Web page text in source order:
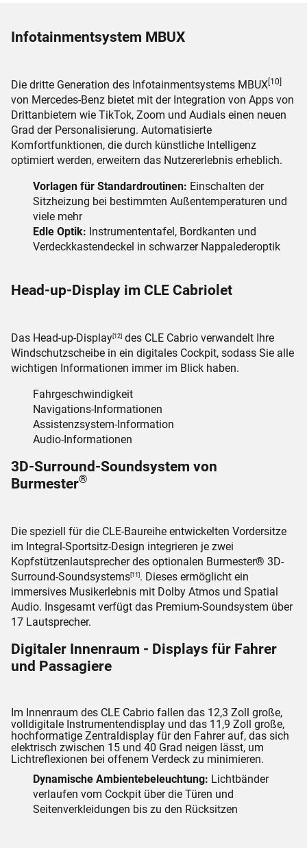
Die dritte Generation des Infotainmentsystems MBUX[10]
von Mercedes-Benz bietet mit der Integration von Apps von
Drittanbietern wie TikTok, Zoom und Audials einen neuen
Grad der Personalisierung. Automatisierte
Komfortfunktionen, die durch künstliche Intelligenz
Vorlagen für Standardroutinen:Einschalten der
Sitzheizung bei bestimmten Außentemperaturen und
viele mehr
Edle Optik:Instrumententafel, Bordkanten und
Das Head-up-Display[12]des CLE Cabrio verwandelt Ihre
Windschutzscheibe in ein digitales Cockpit, sodass Sie alle
Fahrgeschwindigkeit
Navigations-Informationen
Assistenzsystem-Information
3D-Surround-Soundsystem von
Die speziell für die CLE-Baureihe entwickelten Vordersitze
im Integral-Sportsitz-Design integrieren je zwei
Kopfstützenlautsprecher des optionalen Burmester
Surround-Soundsystems [11] . Dieses ermöglicht ein
immersives Musikerlebnis mit Dolby Atmos und Spatial
Audio. Insgesamt verfügt das Premium-Soundsystem über
Digitaler Innenraum - Displays für Fahrer
Im Innenraum des CLE Cabrio fallen das 12,3 Zoll große,
volldigitale Instrumentendisplay und das 11,9 Zoll große,
hochformatige Zentraldisplay für den Fahrer auf, das sich
elektrisch zwischen 15 und 40 Grad neigen lässt, um
Lichtreflexionen bei offenem Verdeck zu minimieren.
Dynamische Ambientebeleuchtung:Lichtbänder
verlaufen vom Cockpit über die Türen und